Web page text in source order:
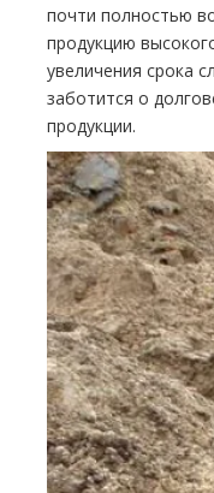
почти полностью
продукцию
увеличения срока
заботится о
продукции.